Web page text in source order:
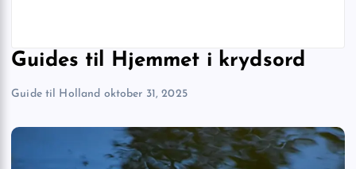
Guides til Hjemmet i krydsord
Guide til Holland oktober 31, 2025